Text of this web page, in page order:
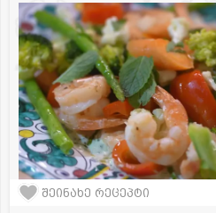
შეინახე რეცეპტი